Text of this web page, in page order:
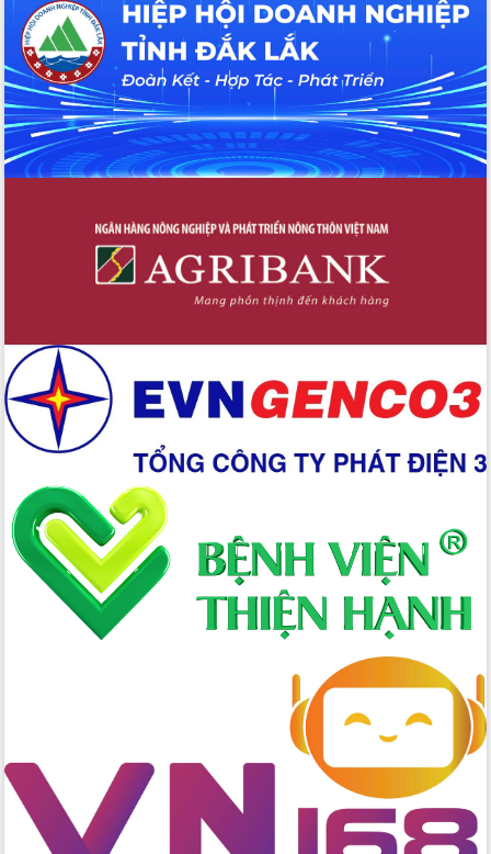
hiện nhiệm vụ quản lý tài sản công
hàng tuần
Tháo gỡ những vướng mắc, đẩy mạnh
công tác cải cách thủ tục hành chính
tại Trung tâm Phục vụ hành chính
công tỉnh
Đắk Lắk: Tôn vinh 46 giải pháp tại Hội
về phát triển nuôi trồng thủy sản
Phó Chủ tịch UBND tỉnh Đắk Lắk
Trương Công Thái kiểm tra thực địa
Dự án cao tốc Khánh Hòa - Buôn Ma
Định vị cà phê Việt Nam như một “di
sản sống” trong dòng chảy toàn cầu
Xây dựng nông thôn mới: Nâng cao đời
sống người dân từ những mô hình thiết
thực
Quyết liệt tháo gỡ vướng mắc, đẩy
nhanh tiến độ các dự án trọng điểm
trong Khu kinh tế Nam Phú Yên
Hòn Yến phát triển du lịch gắn với bảo
tồn biển
Lấy ý kiến điều chỉnh Quy hoạch tỉnh
Đắk Lắk thời kỳ 2021-2030, tầm nhìn
đến năm 2050
kinh tế từ 10% trở lên trong Quý
II/2026
Đắk Lắk ký kết thỏa thuận hợp tác về
chuyển đổi số giai đoạn 2026 – 2030